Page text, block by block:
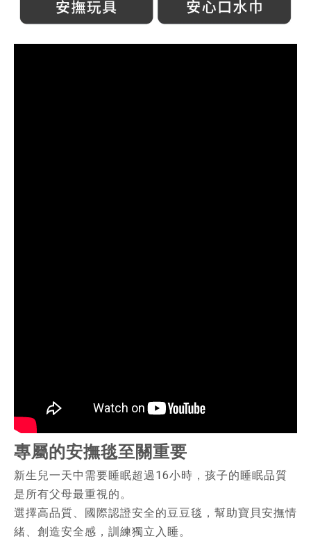
專屬的安撫毯至關重要
新生兒一天中需要睡眠超過16小時，孩子的睡眠品質
是所有父母最重視的。
選擇高品質、國際認證安全的豆豆毯，幫助寶貝安撫情
緒、創造安全感，訓練獨立入睡。